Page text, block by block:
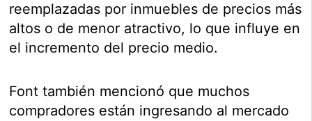
reemplazadas por inmuebles de precios más
altos o de menor atractivo, lo que influye en
el incremento del precio medio.
Font también mencionó que muchos
compradores están ingresando al mercado